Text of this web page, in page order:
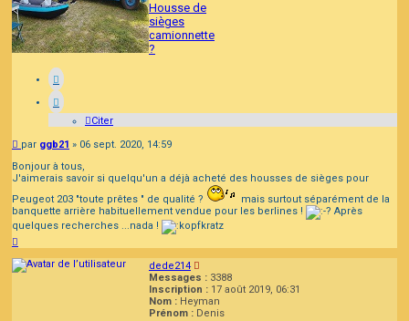
Housse de
sièges
camionnette
?
Citer
Message
par ggb21 » 06 sept. 2020, 14:59
Bonjour à tous,
J'aimerais savoir si quelqu'un a déjà acheté des housses de sièges pour
Peugeot 203 "toute prêtes " de qualité ?
mais surtout séparément de la
banquette arrière habituellement vendue pour les berlines !
Après
quelques recherches ...nada !
dede214
Messages : 3388
Inscription : 17 août 2019, 06:31
Nom : Heyman
Prénom : Denis